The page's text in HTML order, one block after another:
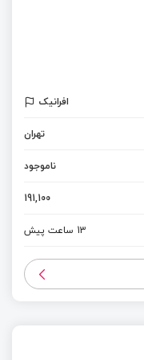
افرانیک
تهران
ناموجود
191,100
13 ساعت پیش